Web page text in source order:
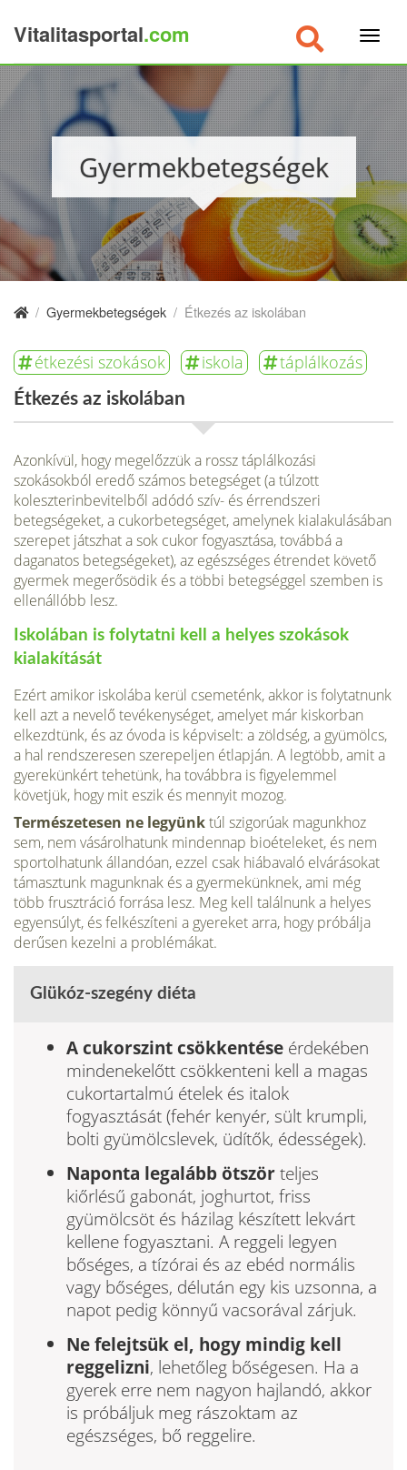
Vitalitasportal.com
Gyermekbetegségek
/ Gyermekbetegségek / Étkezés az iskolában
étkezési szokások iskola táplálkozás
Étkezés az iskolában
Azonkívül, hogy megelőzzük a rossz táplálkozási
szokásokból eredő számos betegséget (a túlzott
koleszterinbevitelből adódó szív- és érrendszeri
betegségeket, a cukorbe­tegséget, amelynek kialakulásában
szerepet játszhat a sok cukor fogyasztása, továbbá a
daganatos betegségeket), az egészséges étrendet követő
gyermek megerősödik és a többi betegséggel szemben is
ellenállóbb lesz.
Iskolában is folytatni kell a helyes szokások
kialakítását
Ezért amikor iskolába kerül csemeténk, akkor is folytatnunk
kell azt a nevelő tevékenységet, amelyet már kiskorban
elkezdtünk, és az óvoda is képviselt: a zöldség, a gyümölcs,
a hal rendszeresen szerepeljen étlapján. A legtöbb, amit a
gyerekünkért tehetünk, ha továbbra is figyelemmel
követjük, hogy mit eszik és mennyit mozog.
Természetesen ne legyünktúl szigorúak magunkhoz
sem, nem vásárolhatunk mindennap bioételeket, és nem
sportolhatunk állandóan, ezzel csak hiábavaló elvárásokat
támasztunk magunknak és a gyermekünknek, ami még
több frusztráció forrása lesz. Meg kell találnunk a helyes
egyensúlyt, és felkészíteni a gyereket arra, hogy próbálja
derűsen kezelni a problémákat.
Glükóz-szegény diéta
A cukorszint csökkentése érdekében
mindenekelőtt csökkenteni kell a magas
cukortartalmú ételek és italok
fogyasztását (fehér kenyér, sült krumpli,
bolti gyümölcslevek, üdítők, édességek).
Naponta legalább ötszörteljes
kiőrlésű gabonát, joghurtot, friss
gyümölcsöt és házilag készített lekvárt
kellene fogyasztani. A reggeli legyen
bőséges, a tízórai és az ebéd normális
vagy bőséges, délután egy kis uzsonna, a
napot pedig könnyű vacsorával zárjuk.
Ne felejtsük el, hogy mindig kell
reggelizni, lehetőleg bőségesen. Ha a
gyerek erre nem nagyon hajlandó, akkor
is próbáljuk meg rászoktam az
egészséges, bő reggelire.
×